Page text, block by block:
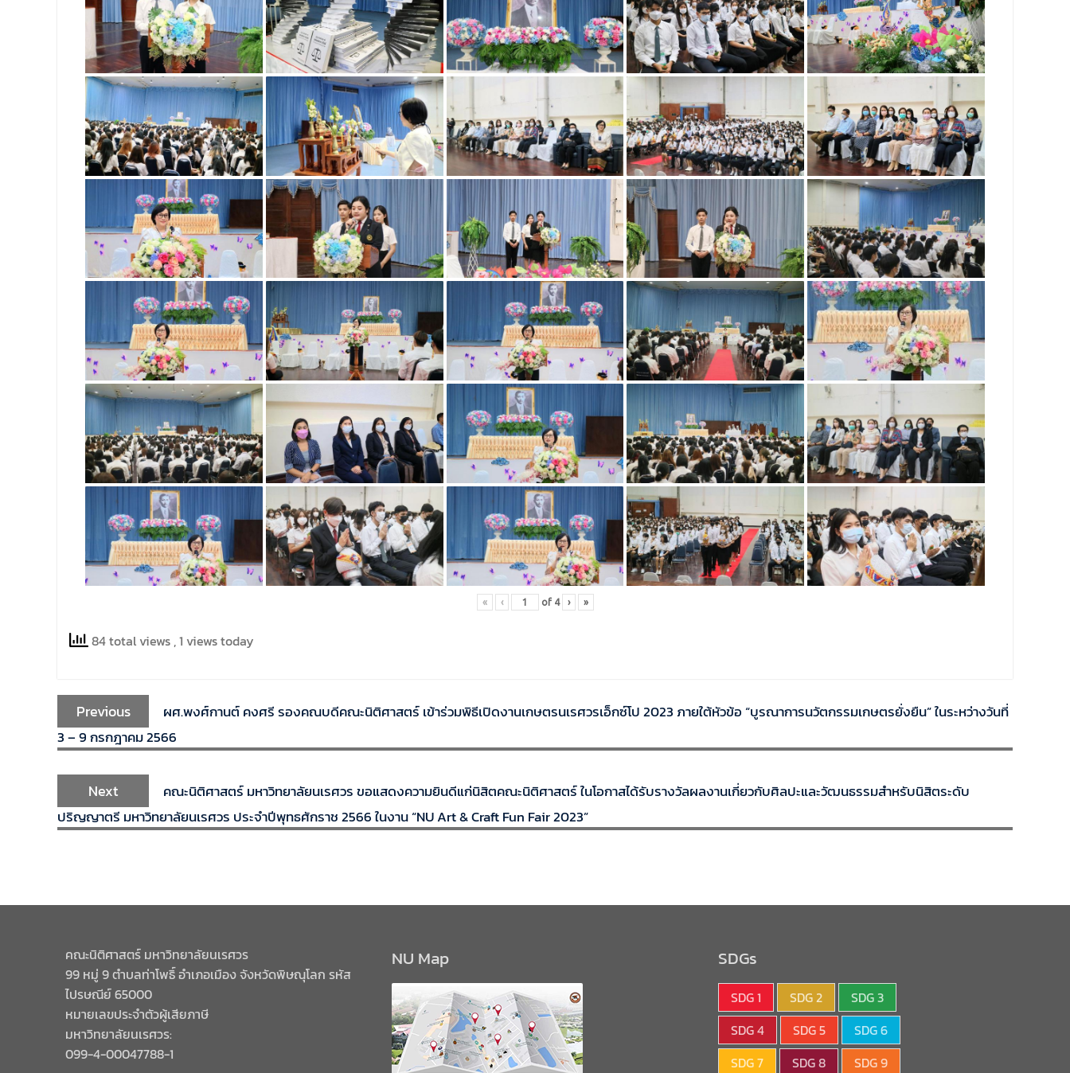
« ‹ of 4 › »
84 total views , 1 views today
Previous
ผศ.พงศ์กานต์ คงศรี รองคณบดีคณะนิติศาสตร์ เข้าร่วมพิธีเปิดงานเกษตรนเรศวรเอ็กซ์โป 2023 ภายใต้หัวข้อ “บูรณาการนวัตกรรมเกษตรยั่งยืน” ในระหว่างวันที่
3 – 9 กรกฎาคม 2566
Next
คณะนิติศาสตร์ มหาวิทยาลัยนเรศวร ขอแสดงความยินดีแก่นิสิตคณะนิติศาสตร์ ในโอกาสได้รับรางวัลผลงานเกี่ยวกับศิลปะและวัฒนธรรมสำหรับนิสิตระดับ
ปริญญาตรี มหาวิทยาลัยนเรศวร ประจำปีพุทธศักราช 2566 ในงาน “NU Art & Craft Fun Fair 2023”
คณะนิติศาสตร์ มหาวิทยาลัยนเรศวร
99 หมู่ 9 ตำบลท่าโพธิ์ อำเภอเมือง จังหวัดพิษณุโลก รหัส
ไปรษณีย์ 65000
หมายเลขประจำตัวผู้เสียภาษี
มหาวิทยาลัยนเรศวร:
099-4-00047788-1
NU Map SDGs
SDG 1 SDG 2
SDG 3
SDG 4
SDG 5
SDG 6
SDG 7
SDG 8 SDG 9